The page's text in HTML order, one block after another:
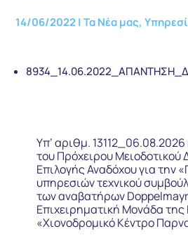
14/06/2022|Τα Νέα μας,
Υπ’ αριθμ. 13112_06.08.2026
του Πρόχειρου Μειοδοτικού
Επιλογής Αναδόχου για την
υπηρεσιών τεχνικού
των αναβατήρων
Επιχειρηματική Μονάδα
«Χιονοδρομικό Κέντρο